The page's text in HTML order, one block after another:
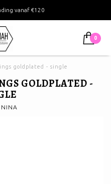
vanaf €120
0
goldplated - single
GOLDPLATED -